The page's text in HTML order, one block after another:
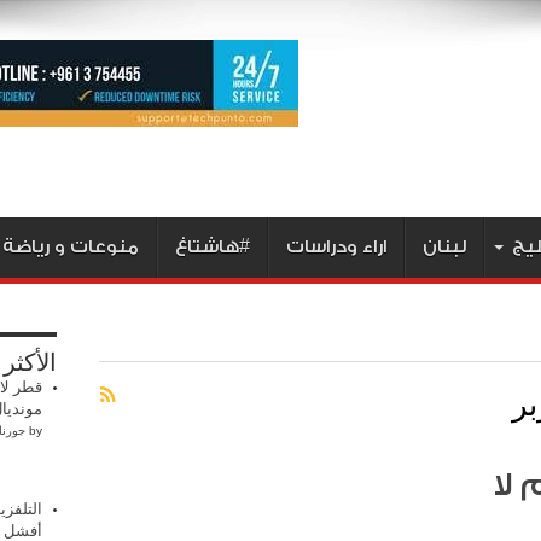
لبنان اراء ودراسات #هاشتاغ منوعات و رياضة
لا
قطر
مونديال
by
أفشل